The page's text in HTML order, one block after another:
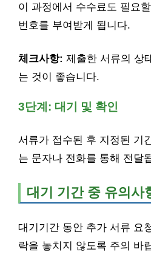
이 과정에서 수수료도 필요
번호를 부여받게 됩니다.
체크사항: 제출한 서류의 상
는 것이 좋습니다.
3단계: 대기 및 확인
서류가 접수된 후 지정된 기
는 문자나 전화를 통해 전달
대기 기간 중 유의사
대기기간 동안 추가 서류 요
락을 놓치지 않도록 주의 바